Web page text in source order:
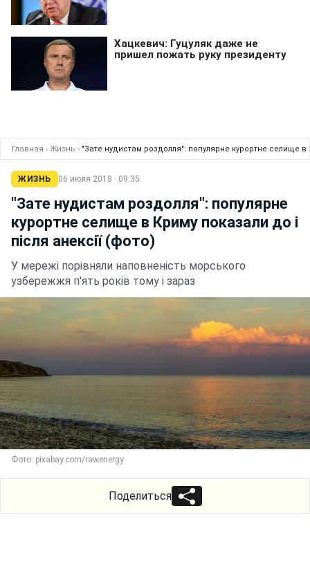
Главная › Жизнь › "Зате нудистам роздолля": популярне курортне селище в
ЖИЗНЬ 06 июля 2018 · 09:35
"Зате нудистам роздолля": популярне
курортне селище в Криму показали до і
після анексії (фото)
У мережі порівняли наповненість морського
узбережжя п'ять років тому і зараз
Фото: pixabay.com/rawenergy
Поделиться